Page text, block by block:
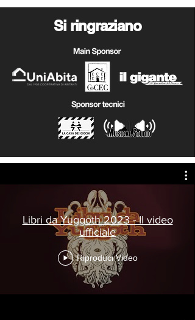
Si ringraziano
Libri da Yuggoth 2023 - Il video
ufficiale
Riproduci Video